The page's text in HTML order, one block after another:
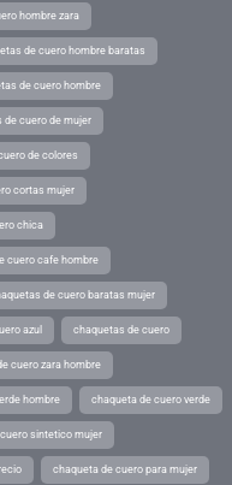
hombre zara
de cuero hombre baratas
de cuero hombre
de cuero de mujer
de colores
cortas mujer
chica
cuero cafe hombre
de cuero baratas mujer
azul chaquetas de cuero
cuero zara hombre
hombre chaqueta de cuero verde
sintetico mujer
chaqueta de cuero para mujer